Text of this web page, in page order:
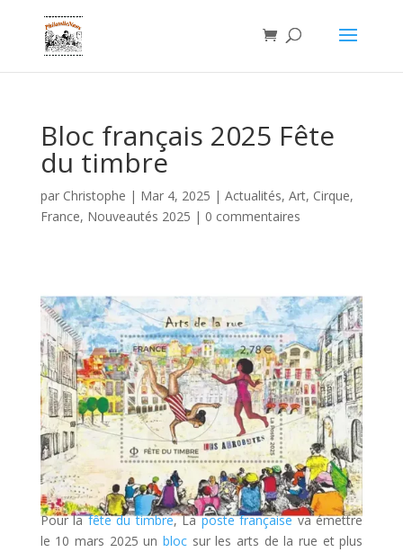
Bloc français 2025 Fête
du timbre
par Christophe | Mar 4, 2025 | Actualités, Art, Cirque,
France, Nouveautés 2025 | 0 commentaires
Pour lafête du timbre, Laposte françaiseva émettre
le 10 mars 2025 unbloc sur les arts de la rue et plus